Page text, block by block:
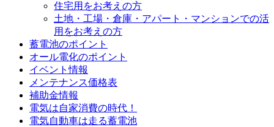
住宅用をお考えの方
土地・工場・倉庫・アパート・マンションでの活
用をお考えの方
蓄電池のポイント
オール電化のポイント
イベント情報
メンテナンス価格表
補助金情報
電気は自家消費の時代！
電気自動車は走る蓄電池